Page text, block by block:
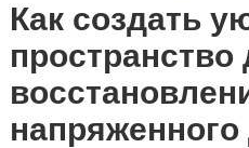
Как создать
пространство
напряженного